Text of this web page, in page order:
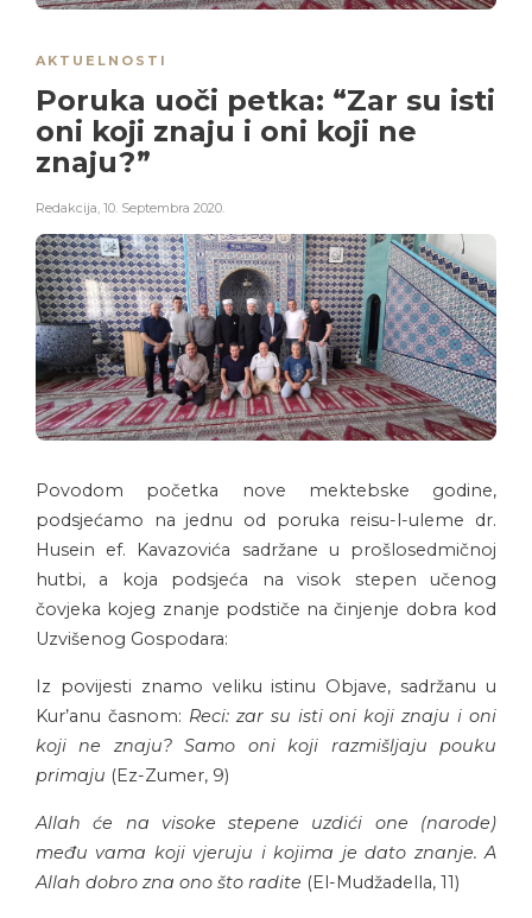
AKTUELNOSTI
Poruka uoči petka: “Zar su isti
oni koji znaju i oni koji ne
znaju?”
Redakcija 10. Septembra 2020.
Povodom početka nove mektebske godine,
podsjećamo na jednu od poruka reisu-l-uleme dr.
Husein ef. Kavazovića sadržane u prošlosedmičnoj
hutbi, a koja podsjeća na visok stepen učenog
čovjeka kojeg znanje podstiče na činjenje dobra kod
Uzvišenog Gospodara:
Iz povijesti znamo veliku istinu Objave, sadržanu u
Kur’anu časnom: Reci: zar su isti oni koji znaju i oni
koji ne znaju? Samo oni koji razmišljaju pouku
primaju (Ez-Zumer, 9)
Allah će na visoke stepene uzdići one (narode)
među vama koji vjeruju i kojima je dato znanje. A
Allah dobro zna ono što radite (El-Mudžadella, 11)